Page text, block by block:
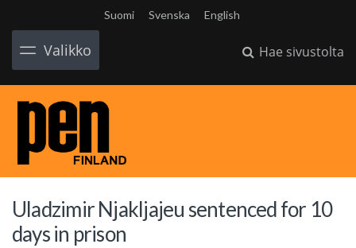
Suomi Svenska English
Valikko Hae sivustolta
Uladzimir Njakljajeu sentenced for 10
days in prison